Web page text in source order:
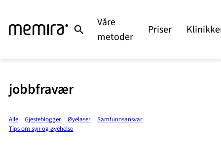
Våre
metoder
Priser
jobbfravær
Alle Gjesteblogger Øyelaser
Samfunnsansvar
Tips om syn og øyehelse